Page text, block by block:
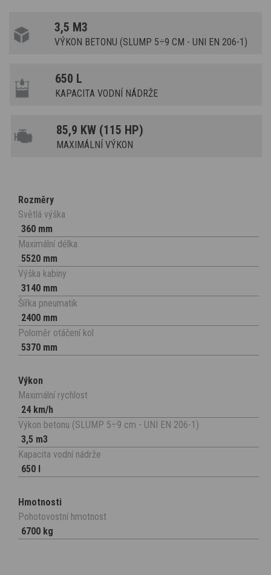
3,5 M3
VÝKON BETONU (SLUMP 5÷9 CM - UNI EN 206-1)
650 L
KAPACITA VODNÍ NÁDRŽE
85,9 KW (115 HP)
MAXIMÁLNÍ VÝKON
Rozměry
Světlá výška
360 mm
Maximální délka
5520 mm
Výška kabiny
3140 mm
Šířka pneumatik
2400 mm
Poloměr otáčení kol
5370 mm
Výkon
Maximální rychlost
24 km/h
Výkon betonu (SLUMP 5÷9 cm - UNI EN 206-1)
3,5 m3
Kapacita vodní nádrže
650 l
Hmotnosti
Pohotovostní hmotnost
6700 kg